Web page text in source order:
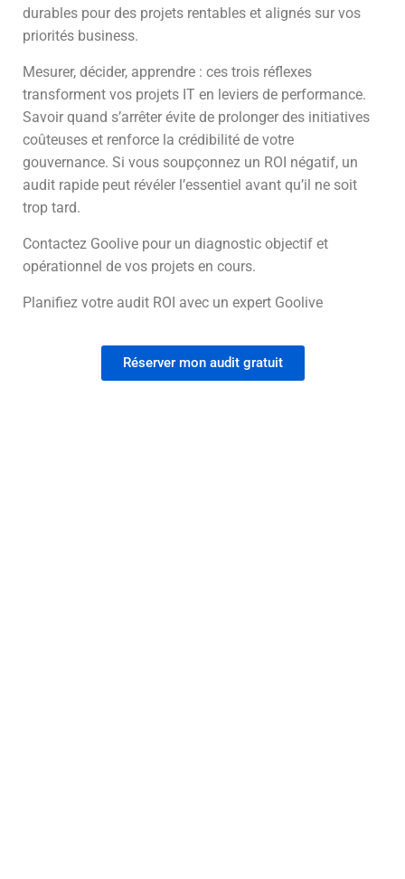
durables pour des projets rentables et alignés sur vos
priorités business.
Mesurer, décider, apprendre : ces trois réflexes
transforment vos projets IT en leviers de performance.
Savoir quand s’arrêter évite de prolonger des initiatives
coûteuses et renforce la crédibilité de votre
gouvernance. Si vous soupçonnez un ROI négatif, un
audit rapide peut révéler l’essentiel avant qu’il ne soit
trop tard.
Contactez Goolive pour un diagnostic objectif et
opérationnel de vos projets en cours.
Planifiez votre audit ROI avec un expert Goolive
Réserver mon audit gratuit